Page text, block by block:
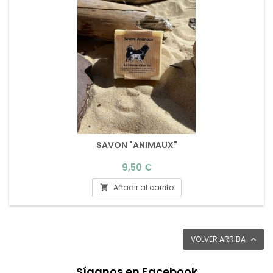
SAVON "ANIMAUX"
Precio
9,50 €
 Añadir al carrito
VOLVER ARRIBA 